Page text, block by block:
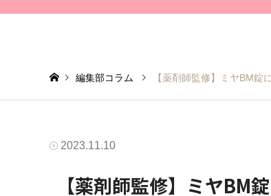
編集部コラム 【薬剤師監修】ミヤBM錠
2023.11.10
【薬剤師監修】ミヤBM